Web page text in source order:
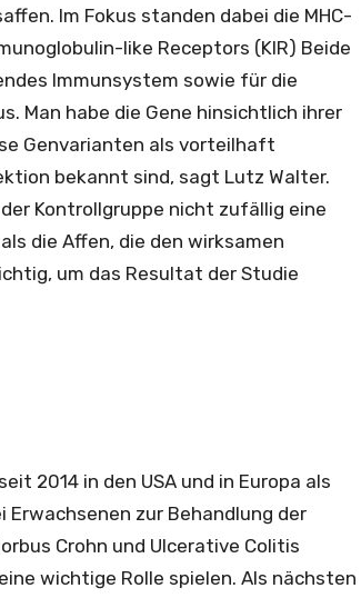
Im Fokus standen dabei die MHC-
like Receptors (KIR) Beide
Immunsystem sowie für die
Man habe die Gene hinsichtlich ihrer
Genvarianten als vorteilhaft
bekannt sind, sagt Lutz Walter.
Kontrollgruppe nicht zufällig eine
die Affen, die den wirksamen
um das Resultat der Studie
2014 in den USA und in Europa als
Erwachsenen zur Behandlung der
Crohn und Ulcerative Colitis
wichtige Rolle spielen. Als nächsten